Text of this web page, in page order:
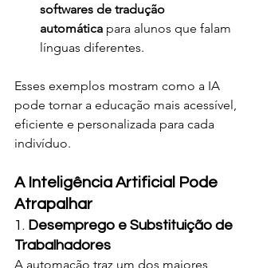
softwares de tradução
automática para alunos que falam
línguas diferentes.
Esses exemplos mostram como a IA
pode tornar a educação mais acessível,
eficiente e personalizada para cada
indivíduo.
A Inteligência Artificial Pode
Atrapalhar
1. Desemprego e Substituição de
Trabalhadores
A automação traz um dos maiores